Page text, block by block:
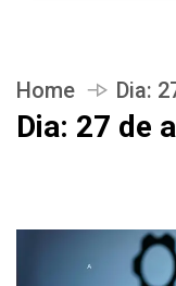
Home Dia:
Dia: 27 de